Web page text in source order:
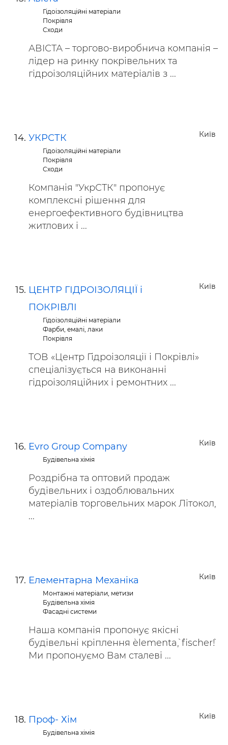
Гідоізоляційні матеріали
Покрівля
Сходи
АВІСТА – торгово-виробнича компанія –
лідер на ринку покрівельних та
гідроізоляційних матеріалів з ...
Київ
УКРСТК
Гідоізоляційні матеріали
Покрівля
Сходи
Компанія "УкрСТК" пропонує
комплексні рішення для
енергоефективного будівництва
житлових і ...
Київ
ЦЕНТР ГІДРОІЗОЛЯЦІЇ і
ПОКРІВЛІ
Гідоізоляційні матеріали
Фарби, емалі, лаки
Покрівля
ТОВ «Центр Гідроізоляції і Покрівлі»
спеціалізується на виконанні
гідроізоляційних і ремонтних ...
Київ
Evro Group Company
Будівельна хімія
Роздрібна та оптовий продаж
будівельних і оздоблювальних
матеріалів торговельних марок Літокол,
...
Київ
Елементарна Механiка
Монтажні матеріали, метизи
Будівельна хімія
Фасадні системи
Наша компанія пропонує якісні
будівельні кріплення `elementa`, `fischer`!
Ми пропонуємо Вам сталеві ...
Київ
Проф- Хім
Будівельна хімія